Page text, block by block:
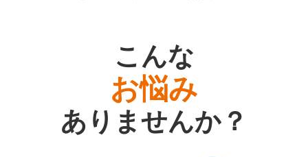
こんな
お悩み
ありませんか？